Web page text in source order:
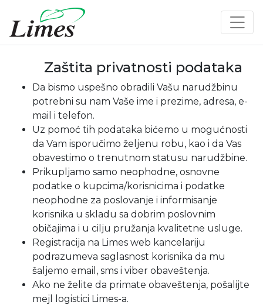
Zaštita privatnosti podataka
Da bismo uspešno obradili Vašu narudžbinu
potrebni su nam Vaše ime i prezime, adresa, e-
mail i telefon.
Uz pomoć tih podataka bićemo u mogućnosti
da Vam isporučimo željenu robu, kao i da Vas
obavestimo o trenutnom statusu narudžbine.
Prikupljamo samo neophodne, osnovne
podatke o kupcima/korisnicima i podatke
neophodne za poslovanje i informisanje
korisnika u skladu sa dobrim poslovnim
običajima i u cilju pružanja kvalitetne usluge.
Registracija na Limes web kancelariju
podrazumeva saglasnost korisnika da mu
šaljemo email, sms i viber obaveštenja.
Ako ne želite da primate obaveštenja, pošalijte
mejl logistici Limes-a.